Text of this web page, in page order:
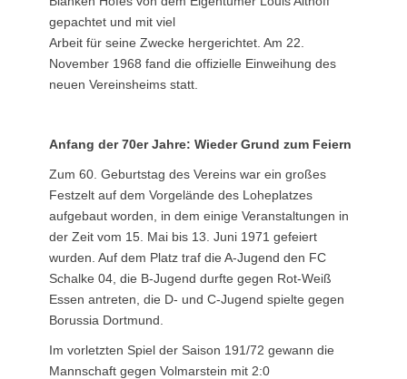
gepachtet und mit viel
Arbeit für seine Zwecke hergerichtet. Am 22.
November 1968 fand die offizielle Einweihung des
neuen Vereinsheims statt.
Anfang der 70er Jahre: Wieder Grund zum Feiern
Zum 60. Geburtstag des Vereins war ein großes
Festzelt auf dem Vorgelände des Loheplatzes
aufgebaut worden, in dem einige Veranstaltungen in
der Zeit vom 15. Mai bis 13. Juni 1971 gefeiert
wurden. Auf dem Platz traf die A-Jugend den FC
Schalke 04, die B-Jugend durfte gegen Rot-Weiß
Essen antreten, die D- und C-Jugend spielte gegen
Borussia Dortmund.
Im vorletzten Spiel der Saison 191/72 gewann die
Mannschaft gegen Volmarstein mit 2:0